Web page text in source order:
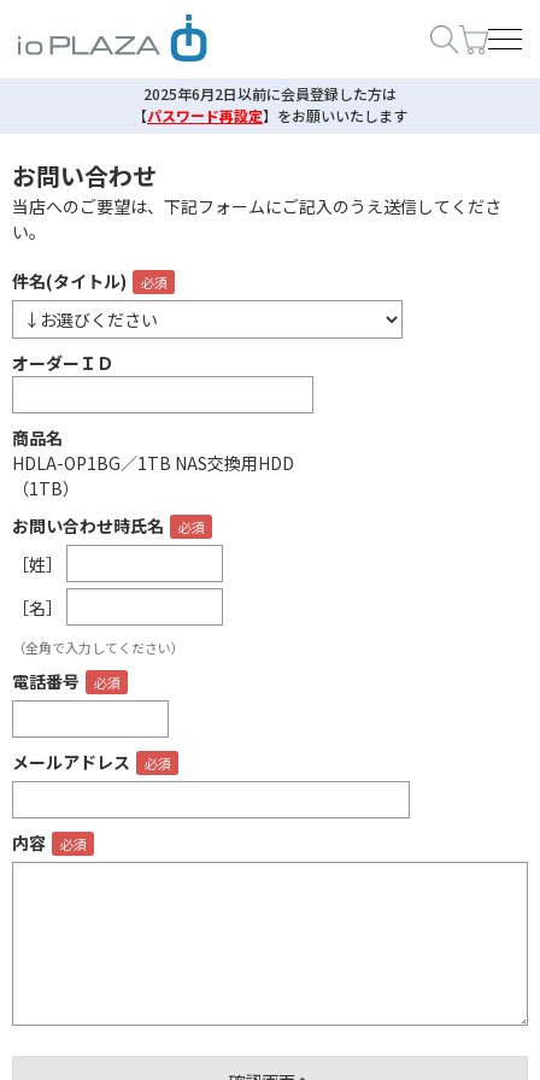
2025年6月2日以前に会員登録した方は
【パスワード再設定】 をお願いいたします
お問い合わせ
当店へのご要望は、下記フォームにご記入のうえ送信してくださ
い。
件名(タイトル)
オーダーＩＤ
商品名
HDLA-OP1BG／1TB NAS交換用HDD
（1TB）
お問い合わせ時氏名
［姓］
［名］
（全角で入力してください）
電話番号
メールアドレス
内容